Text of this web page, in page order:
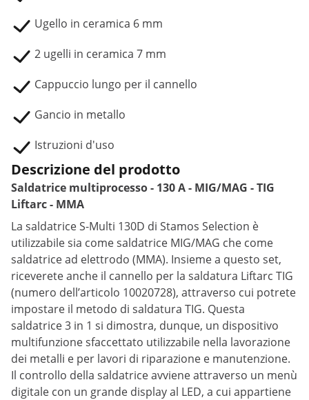
Ugello in ceramica 6 mm
2 ugelli in ceramica 7 mm
Cappuccio lungo per il cannello
Gancio in metallo
Istruzioni d'uso
Descrizione del prodotto
Saldatrice multiprocesso - 130 A - MIG/MAG - TIG
Liftarc - MMA
La saldatrice S-Multi 130D di Stamos Selection è
utilizzabile sia come saldatrice MIG/MAG che come
saldatrice ad elettrodo (MMA). Insieme a questo set,
riceverete anche il cannello per la saldatura Liftarc TIG
(numero dell’articolo 10020728), attraverso cui potrete
impostare il metodo di saldatura TIG. Questa
saldatrice 3 in 1 si dimostra, dunque, un dispositivo
multifunzione sfaccettato utilizzabile nella lavorazione
dei metalli e per lavori di riparazione e manutenzione.
Il controllo della saldatrice avviene attraverso un menù
digitale con un grande display al LED, a cui appartiene